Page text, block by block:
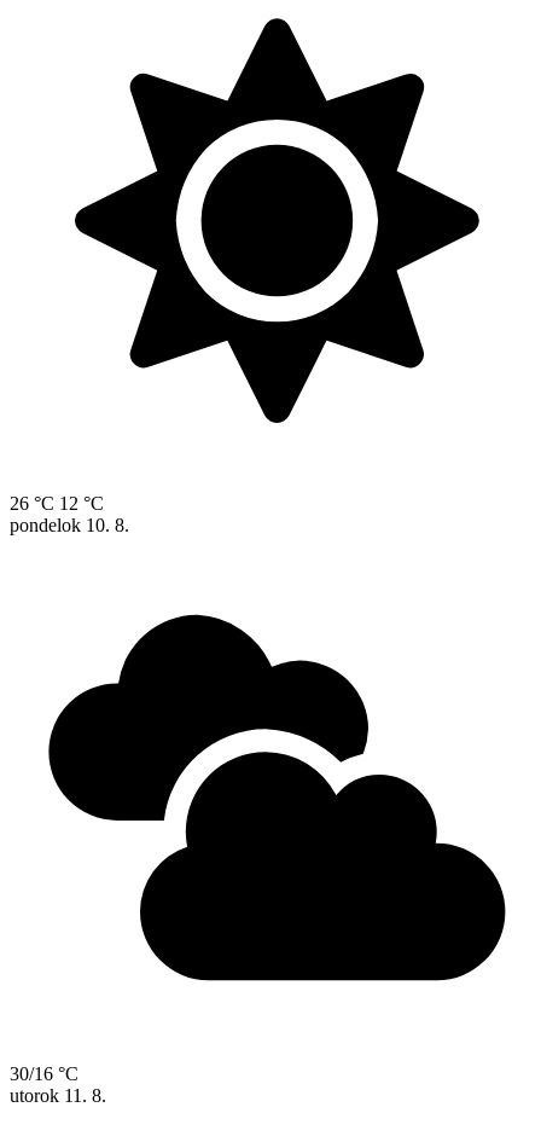
26 °C 12 °C
pondelok 10. 8.
30/16 °C
utorok 11. 8.